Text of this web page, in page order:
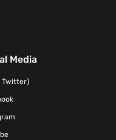
Media
Twitter)